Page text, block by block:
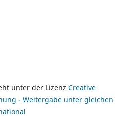
unter der Lizenz Creative
- Weitergabe unter gleichen